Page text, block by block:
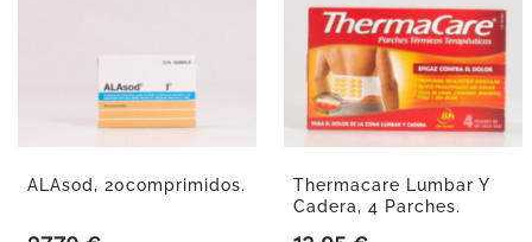
ALAsod, 20comprimidos.
Thermacare Lumbar Y
Cadera, 4 Parches.